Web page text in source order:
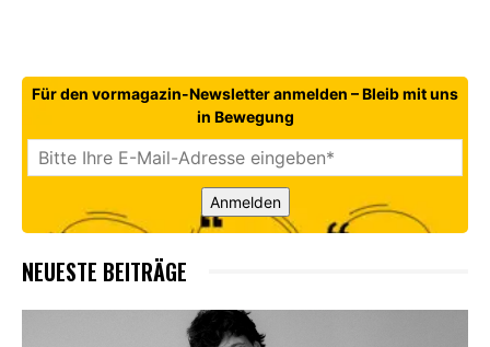
Für den vormagazin-Newsletter anmelden – Bleib mit uns
in Bewegung
Anmelden
NEUESTE BEITRÄGE